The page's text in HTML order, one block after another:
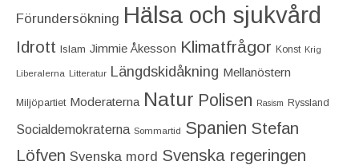
Förundersökning Hälsa och sjukvård
Idrott Islam Jimmie Åkesson Klimatfrågor Konst Krig
Liberalerna Litteratur Längdskidåkning Mellanöstern
Miljöpartiet Moderaterna Natur Polisen Rasism Ryssland
Socialdemokraterna Sommartid Spanien Stefan
Löfven Svenska mord Svenska regeringen